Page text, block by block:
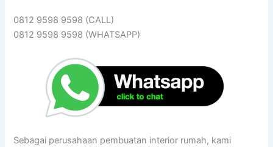
0812 9598 9598 (CALL)
0812 9598 9598 (WHATSAPP)
Sebagai perusahaan pembuatan interior rumah, kami